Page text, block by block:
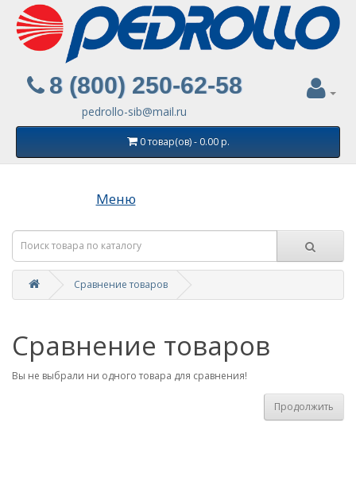
8 (800) 250-62-58
pedrollo-sib@mail.ru
0 товар(ов) - 0.00 р.
Меню
Сравнение товаров
Сравнение товаров
Вы не выбрали ни одного товара для сравнения!
Продолжить